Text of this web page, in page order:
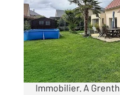
Maison à vendre
383
Nouveau dans
Immobilier. A